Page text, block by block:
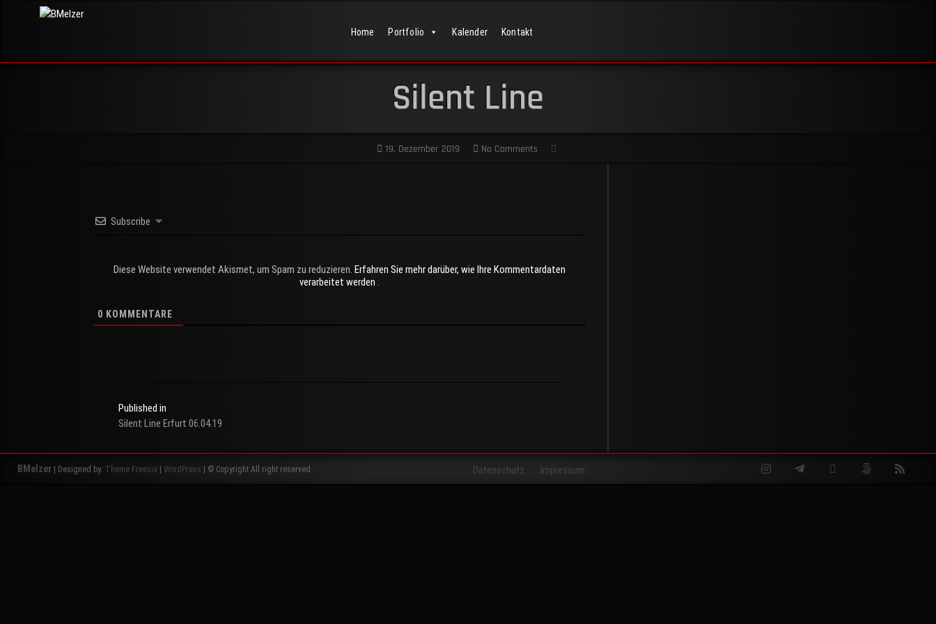
Home Portfolio Kalender Kontakt
Silent Line
19. Dezember 2019 No Comments
Subscribe
Diese Website verwendet Akismet, um Spam zu reduzieren.Erfahren Sie mehr darüber, wie Ihre Kommentardaten
verarbeitet werden .
0 KOMMENTARE
Beitragsnavigation
Published in
Silent Line Erfurt 06.04.19
BMelzer | Designed by: Theme Freesia WordPress | © Copyright All right reserved Datenschutz Impressum InstagramTelegramTwitter 500px RSS